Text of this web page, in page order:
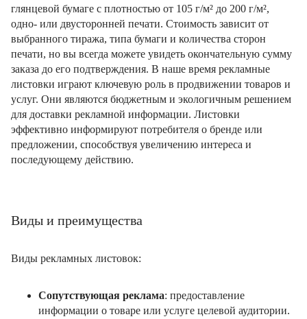
глянцевой бумаге с плотностью от 105 г/м² до 200 г/м²,
одно- или двусторонней печати. Стоимость зависит от
выбранного тиража, типа бумаги и количества сторон
печати, но вы всегда можете увидеть окончательную сумму
заказа до его подтверждения. В наше время рекламные
листовки играют ключевую роль в продвижении товаров и
услуг. Они являются бюджетным и экологичным решением
для доставки рекламной информации. Листовки
эффективно информируют потребителя о бренде или
предложении, способствуя увеличению интереса и
последующему действию.
Виды и преимущества
Виды рекламных листовок:
Сопутствующая реклама: предоставление
информации о товаре или услуге целевой аудитории.